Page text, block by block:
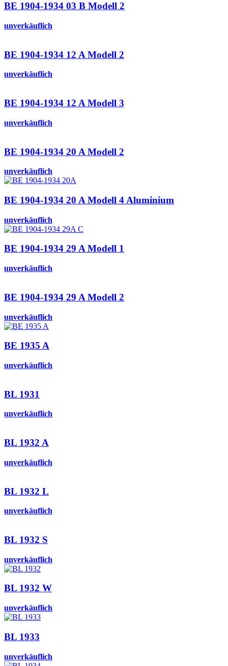
BE 1904-1934 03 B Modell 2
unverkäuflich
BE 1904-1934 12 A Modell 2
unverkäuflich
BE 1904-1934 12 A Modell 3
unverkäuflich
BE 1904-1934 20 A Modell 2
unverkäuflich
BE 1904-1934 20 A Modell 4 Aluminium
unverkäuflich
BE 1904-1934 29 A Modell 1
unverkäuflich
BE 1904-1934 29 A Modell 2
unverkäuflich
BE 1935 A
unverkäuflich
BL 1931
unverkäuflich
BL 1932 A
unverkäuflich
BL 1932 L
unverkäuflich
BL 1932 S
unverkäuflich
BL 1932 W
unverkäuflich
BL 1933
unverkäuflich